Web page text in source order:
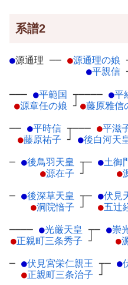
系譜2
●源通理 ── ●源通理の娘
●平親信
─── ●平範国 ┬
●源章任の娘 ┘
──── ●平
●藤原雅信
── ●平時信 ┬
●藤原祐子 ┘
─── ●平滋
●後白河天
─ ●後鳥羽天皇 ┬
●源在子 ┘
─ ●土御
●
─ ●後深草天皇 ┬
●洞院愔子 ┘
─ ●伏見
●五辻
──── ●光厳天皇 ┬
●正親町三条秀子 ┘
─ ●崇
●
─ ●伏見宮栄仁親王 ┬
●正親町三条治子 ┘
─ ●